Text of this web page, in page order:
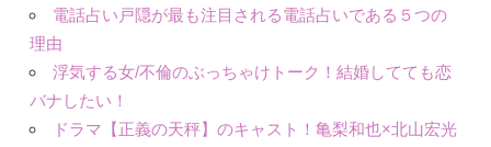
電話占い戸隠が最も注目される電話占いである５つの
理由
浮気する女/不倫のぶっちゃけトーク！結婚してても恋
バナしたい！
ドラマ【正義の天秤】のキャスト！亀梨和也×北山宏光